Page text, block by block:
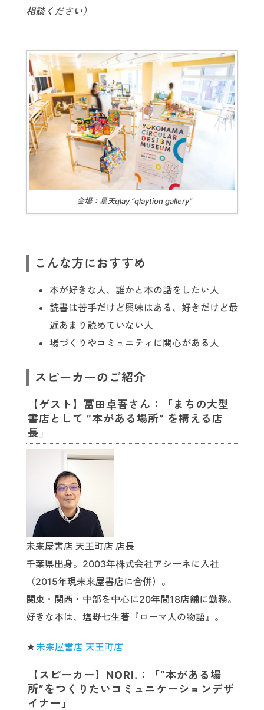
相談ください）
会場：星天qlay “qlaytion gallery”
こんな方におすすめ
本が好きな人、誰かと本の話をしたい人
読書は苦手だけど興味はある、好きだけど最
近あまり読めていない人
場づくりやコミュニティに関心がある人
スピーカーのご紹介
【ゲスト】冨田卓吾さん：「まちの大型
書店として ”本がある場所” を構える店
長」
未来屋書店 天王町店 店長
千葉県出身。2003年株式会社アシーネに入社
（2015年現未来屋書店に合併）。
関東・関西・中部を中心に20年間18店舗に勤務。
好きな本は、塩野七生著『ローマ人の物語』。
★未来屋書店 天王町店
【スピーカー】NORI.：「”本がある場
所”をつくりたいコミュニケーションデザ
イナー」